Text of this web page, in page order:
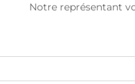
Notre représentant